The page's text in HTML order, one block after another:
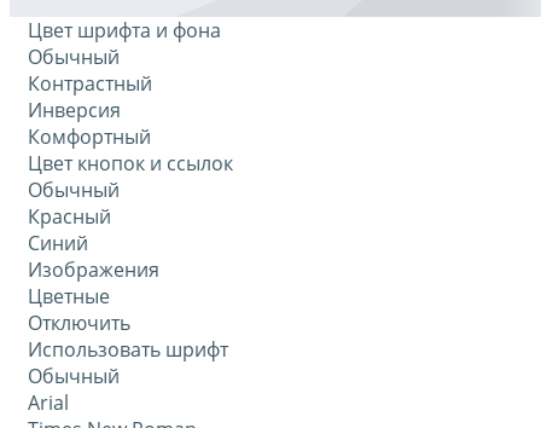
Цвет шрифта и фона
Обычный
Контрастный
Инверсия
Комфортный
Цвет кнопок и ссылок
Обычный
Красный
Синий
Изображения
Цветные
Отключить
Использовать шрифт
Обычный
Arial